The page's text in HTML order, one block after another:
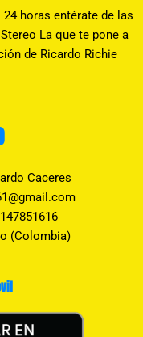
horas entérate de las
La que te pone a
de Ricardo Richie
Caceres
(Colombia)